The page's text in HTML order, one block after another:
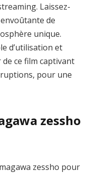
Laissez-
de
unique.
d’utilisation et
ce film captivant
pour une
zessho
zessho pour